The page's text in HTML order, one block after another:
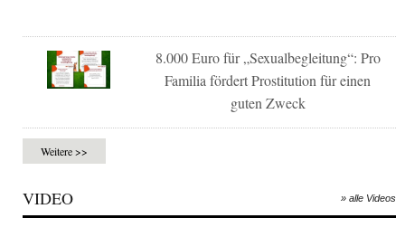
8.000 Euro für „Sexualbegleitung“: Pro
Familia fördert Prostitution für einen
guten Zweck
Weitere >>
VIDEO » alle Videos